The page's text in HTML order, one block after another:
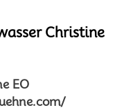
Christine
EO